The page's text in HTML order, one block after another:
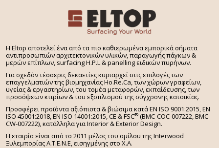
H Eltop αποτελεί ένα από τα πιο καθιερωμένα εμπορικά σήματα
αντιπροσωπιών αρχιτεκτονικών υλικών, παραγωγής πάγκων &
μερών επίπλων, surfacing H.P.L & panelling ειδικών πυρήνων.
Για σχεδόν τέσσερις δεκαετίες κυριαρχεί στις επιλογές των
επαγγελματιών της βιομηχανίας Ho.Re.Ca, των χώρων γραφείων,
υγείας & εργαστηρίων, του τομέα μεταφορών, εκπαίδευσης, των
προσόψεων κτιρίων & του εξοπλισμού της σύγχρονης κατοικίας.
Προσφέρει προϊόντα αξιόπιστα & βιώσιμα κατά EN ISO 9001:2015, EN
ISO 45001:2018, EN ISO 14001:2015,CE & FSC® (BMC-COC-007222, BMC-
CW-007222), κατάλληλα για Interior & Exterior Design.
Η εταιρία είναι από το 2011 μέλος του ομίλου της Interwood
Ξυλεμπορίας Α.Τ.Ε.Ν.Ε, εισηγμένης στο Χ.A.